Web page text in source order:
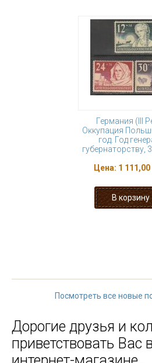
Германия (III
Оккупация
год. Год
губернаторству,
Цена: 1 111,00
Посмотреть все новые
Дорогие друзья и
приветствовать Вас